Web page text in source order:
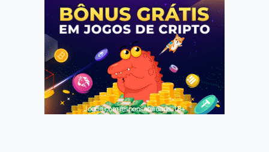
Jogue com responsabilidade. 18+